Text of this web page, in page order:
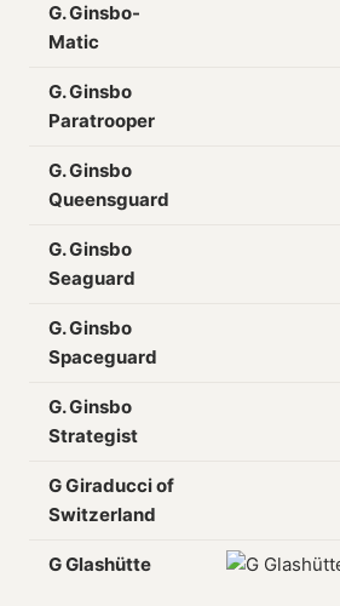
G. Ginsbo-
Matic
G. Ginsbo
Paratrooper
G. Ginsbo
Queensguard
G. Ginsbo
Seaguard
G. Ginsbo
Spaceguard
G. Ginsbo
Strategist
G Giraducci of
Switzerland
G Glashütte